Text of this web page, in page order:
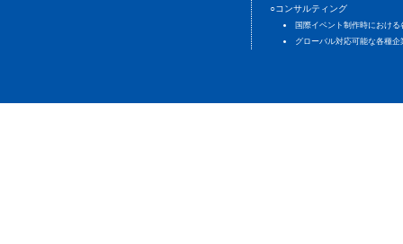
○コンサルティング
国際イベント制作時におけ
グローバル対応可能な各種